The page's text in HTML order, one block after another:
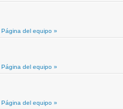
Página del equipo »
Página del equipo »
Página del equipo »